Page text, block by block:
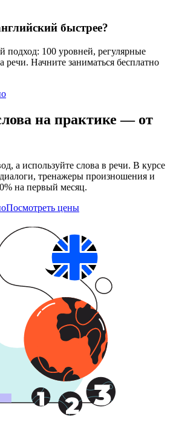
быстрее?
подход: 100 уровней, регулярные
речи. Начните заниматься бесплатно
на практике — от
а используйте слова в речи. В курсе
тренажеры произношения и
на первый месяц.
Посмотреть цены